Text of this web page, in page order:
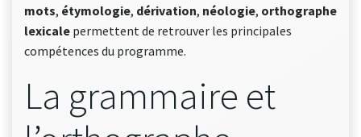
mots, étymologie, dérivation, néologie, orthographe
lexicale permettent de retrouver les principales
compétences du programme.
La grammaire et